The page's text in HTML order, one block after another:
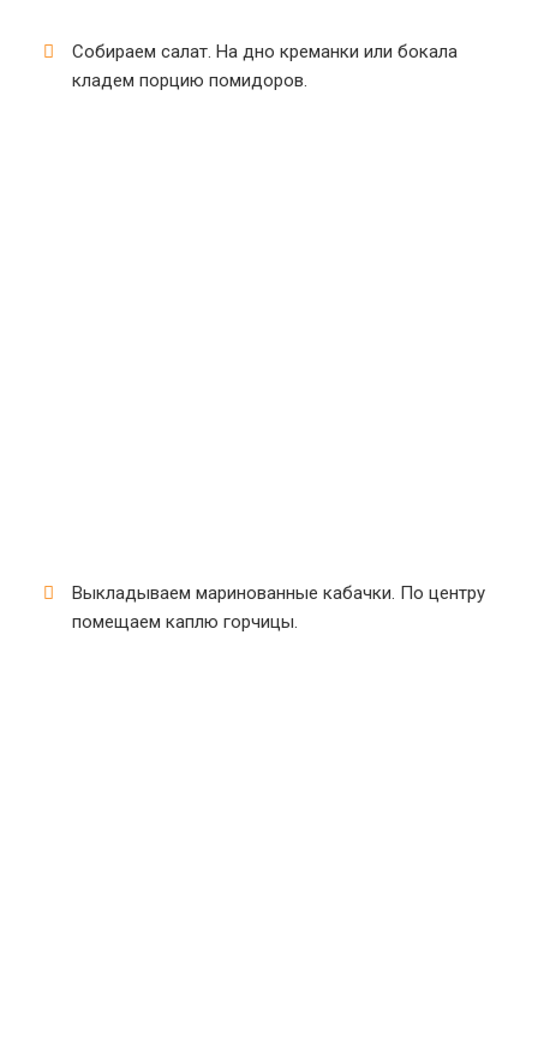
Собираем салат. На дно креманки или бокала
кладем порцию помидоров.
Выкладываем маринованные кабачки. По центру
помещаем каплю горчицы.